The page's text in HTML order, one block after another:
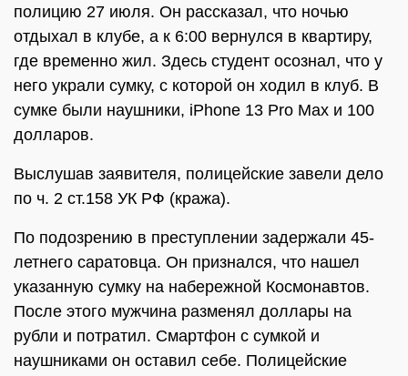
полицию 27 июля. Он рассказал, что ночью
отдыхал в клубе, а к 6:00 вернулся в квартиру,
где временно жил. Здесь студент осознал, что у
него украли сумку, с которой он ходил в клуб. В
сумке были наушники, iPhone 13 Pro Max и 100
долларов.
Выслушав заявителя, полицейские завели дело
по ч. 2 ст.158 УК РФ (кража).
По подозрению в преступлении задержали 45-
летнего саратовца. Он признался, что нашел
указанную сумку на набережной Космонавтов.
После этого мужчина разменял доллары на
рубли и потратил. Смартфон с сумкой и
наушниками он оставил себе. Полицейские